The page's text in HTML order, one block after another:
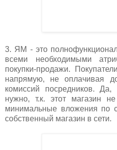
3. ЯМ - это
всеми необходимыми
покупки-продажи.
напрямую, не оплачивая
комиссий посредников.
нужно, т.к. этот магазин
минимальные вложения по
собственный магазин в сети.